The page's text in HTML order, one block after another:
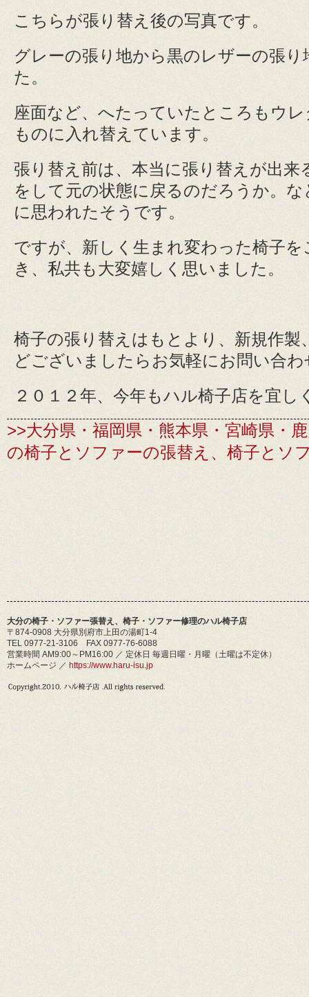
こちらが張り替え後の写真です。
グレーの張り地から黒のレザーの張
た。
座面など、へたっていたところもウ
ものに入れ替えています。
張り替え前は、本当に張り替えが出
をして元の状態に戻るのだろうか。
に思われたそうです。
ですが、新しく生まれ変わった椅子
き、私共も大変嬉しく思いました。
椅子の張り替えはもとより、新規作製
どございましたらお気軽にお問い合
２０１２年、今年もハル椅子店を宜
>>大分県・福岡県・熊本県・宮崎県・
の椅子とソファーの張替え、椅子とソ
大分の椅子・ソファー張替え、椅子・ソファー修理のハル椅子店
〒874-0908 大分県別府市上田の湯町1-4
TEL 0977-21-3106 FAX 0977-76-6088
営業時間 AM9:00～PM16:00 ／ 定休日 毎週日曜・月曜（土曜は不定休）
ホームページ ／ https://www.haru-isu.jp